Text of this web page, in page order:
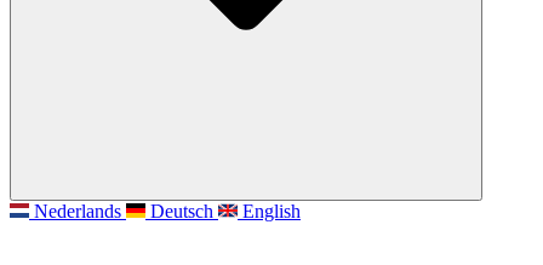
Nederlands Deutsch English